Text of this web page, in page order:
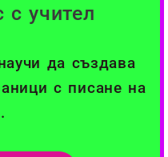
с учител
да създава
с писане на